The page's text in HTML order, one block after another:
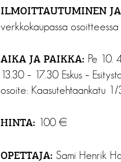
ILMOITTAUTUMINEN
verkkokaupassa osoitteessa
AIKA JA PAIKKA: Pe 10.
13.30 – 17.30 Eskus –
osoite: Kaasutehtaankatu 1/
HINTA: 100 €
OPETTAJA: Sami Henrik